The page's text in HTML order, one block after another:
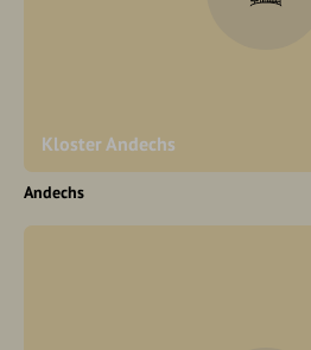
Kloster Andechs
Andechs